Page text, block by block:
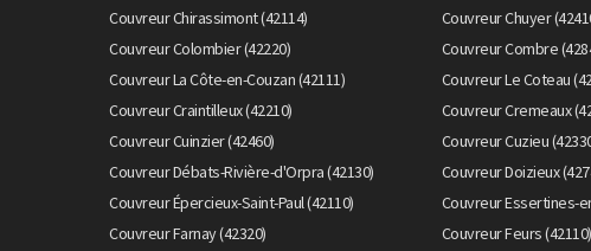
Couvreur Chirassimont (42114)
Couvreur Chuyer
Couvreur Colombier (42220)
Couvreur Combre
Couvreur La Côte-en-Couzan (42111)
Couvreur Le Coteau
Couvreur Craintilleux (42210)
Couvreur Cremeaux
Couvreur Cuinzier (42460)
Couvreur Cuzieu
Couvreur Débats-Rivière-d'Orpra (42130)
Couvreur Doizieux
Couvreur Épercieux-Saint-Paul (42110)
Couvreur Essertines-
Couvreur Farnay (42320)
Couvreur Feurs (42110)